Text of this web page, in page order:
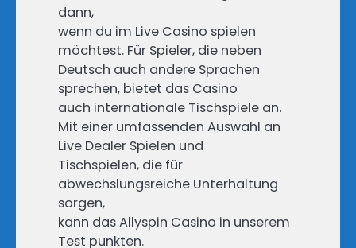
dann,
wenn du im Live Casino spielen
möchtest. Für Spieler, die neben
Deutsch auch andere Sprachen
sprechen, bietet das Casino
auch internationale Tischspiele an.
Mit einer umfassenden Auswahl an
Live Dealer Spielen und
Tischspielen, die für
abwechslungsreiche Unterhaltung
sorgen,
kann das Allyspin Casino in unserem
Test punkten.